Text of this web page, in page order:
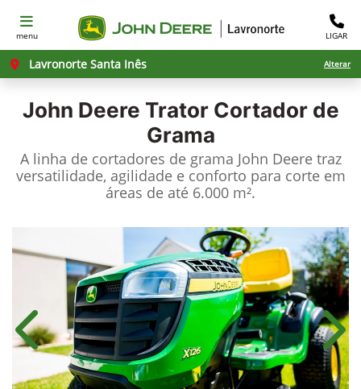
menu LIGAR
Lavronorte Santa Inês Alterar
John Deere Trator Cortador de
Grama
A linha de cortadores de grama John Deere traz
versatilidade, agilidade e conforto para corte em
áreas de até 6.000 m².
Anterior